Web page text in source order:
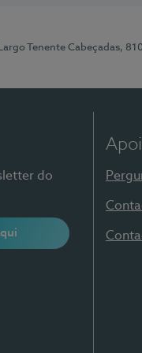
Largo Tenente Cabeçadas,
do